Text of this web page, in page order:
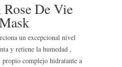
Rose De Vie
un excepcional nivel
y retiene la humedad ,
complejo hidratante a